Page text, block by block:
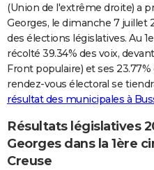
Dictionnaire
Biographies
Citations
Expressions
Proverbes
COPAINS D'AVANT
S'inscrire
Se connecter
Lycées
Collèges
Primaires
Universités
Entreprises
Service militaire
Avis de recherche
AVIS DE DÉCÈS
FORUM
Bricolage
Lifestyle
Culture
Sport
Auto
Television
Voyage
Cinema
(Union de l'extrême droite) a
Georges, le dimanche 7 juillet
des élections législatives. Au
récolté 39.34% des voix,
Front populaire) et ses
rendez-vous électoral se
résultat des municipales à
Résultats législatives
Georges dans la 1ère
Creuse